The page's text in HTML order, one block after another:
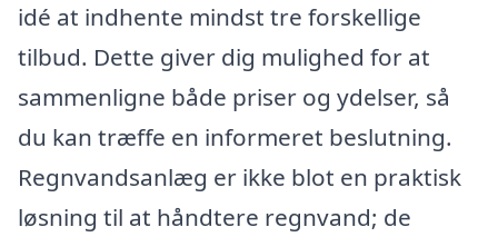
idé at indhente mindst tre forskellige
tilbud. Dette giver dig mulighed for at
sammenligne både priser og ydelser, så
du kan træffe en informeret beslutning.
Regnvandsanlæg er ikke blot en praktisk
løsning til at håndtere regnvand; de